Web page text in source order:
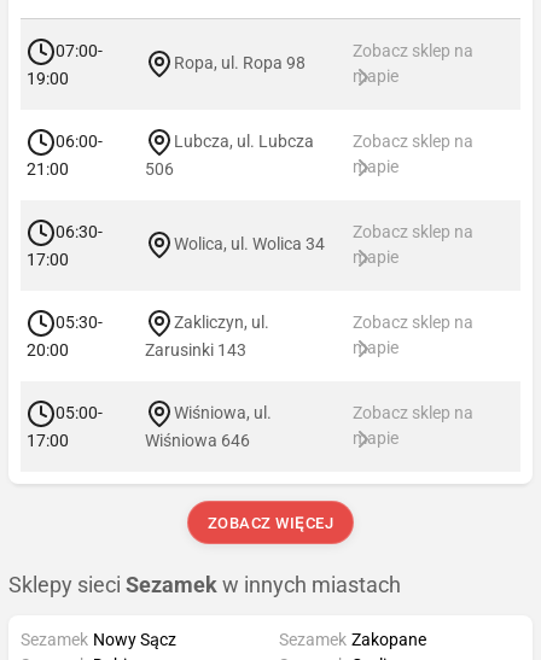
07:00-
19:00
Ropa, ul. Ropa 98
Zobacz sklep na
mapie
06:00-
21:00
Lubcza, ul. Lubcza
506
Zobacz sklep na
mapie
06:30-
17:00
Wolica, ul. Wolica 34
Zobacz sklep na
mapie
05:30-
20:00
Zakliczyn, ul.
Zarusinki 143
Zobacz sklep na
mapie
05:00-
17:00
Wiśniowa, ul.
Wiśniowa 646
Zobacz sklep na
mapie
ZOBACZ WIĘCEJ
Sklepy sieci Sezamek w innych miastach
Sezamek Nowy Sącz
Sezamek Zakopane